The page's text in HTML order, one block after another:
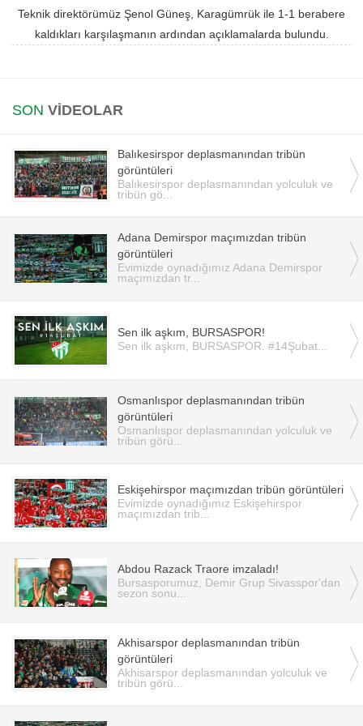
Instagram
iOS
Teknik direktörümüz Şenol Güneş, Karagümrük ile 1-1 berabere
kaldıkları karşılaşmanın ardından açıklamalarda bulundu.
SON VİDEOLAR
Balıkesirspor deplasmanından tribün
görüntüleri
Balıkesirspor deplasmanından yolculuk ve
tribün gö...
Adana Demirspor maçımızdan tribün
görüntüleri
Evimizde oynadığımız Adana Demirspor
maçımızdan tr...
Sen ilk aşkım, BURSASPOR!
Sen ilk aşkım, BURSASPOR. #14Şubat...
Osmanlıspor deplasmanından tribün
görüntüleri
Osmanlıspor deplasmanından yolculuk ve
tribün görü...
Eskişehirspor maçımızdan tribün görüntüleri
Evimizde oynadığımız Eskişehirspor
maçımızdan trib...
Abdou Razack Traore imzaladı!
Bursasporumuz, Demir Grup Sivasspor'dan
sezon sonu...
Akhisarspor deplasmanından tribün
görüntüleri
Akhisarspor deplasmanından yolculuk ve
tribün görü...